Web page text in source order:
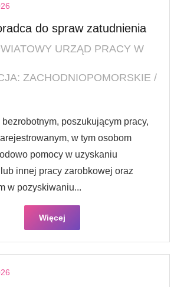
do spraw zatudnienia
URZĄD PRACY W
ZACHODNIOPOMORSKIE /
poszukującym pracy,
w tym osobom
pomocy w uzyskaniu
innej pracy zarobkowej oraz
w pozyskiwaniu...
Więcej